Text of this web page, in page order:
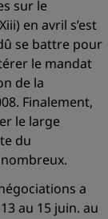
sur le
en avril s’est
se battre pour
le mandat
de la
Finalement,
le large
du
a
au 15 juin. au